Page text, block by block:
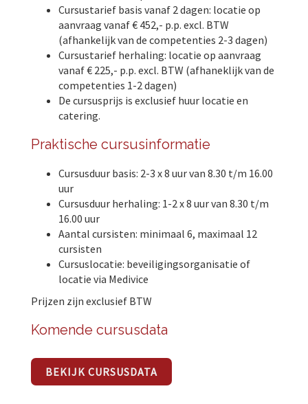
Cursustarief basis vanaf 2 dagen: locatie op
aanvraag vanaf € 452,- p.p. excl. BTW
(afhankelijk van de competenties 2-3 dagen)
Cursustarief herhaling: locatie op aanvraag
vanaf € 225,- p.p. excl. BTW (afhaneklijk van de
competenties 1-2 dagen)
De cursusprijs is exclusief huur locatie en
catering.
Praktische cursusinformatie
Cursusduur basis: 2-3 x 8 uur van 8.30 t/m 16.00
uur
Cursusduur herhaling: 1-2 x 8 uur van 8.30 t/m
16.00 uur
Aantal cursisten: minimaal 6, maximaal 12
cursisten
Cursuslocatie: beveiligingsorganisatie of
locatie via Medivice
Prijzen zijn exclusief BTW
Komende cursusdata
BEKIJK CURSUSDATA